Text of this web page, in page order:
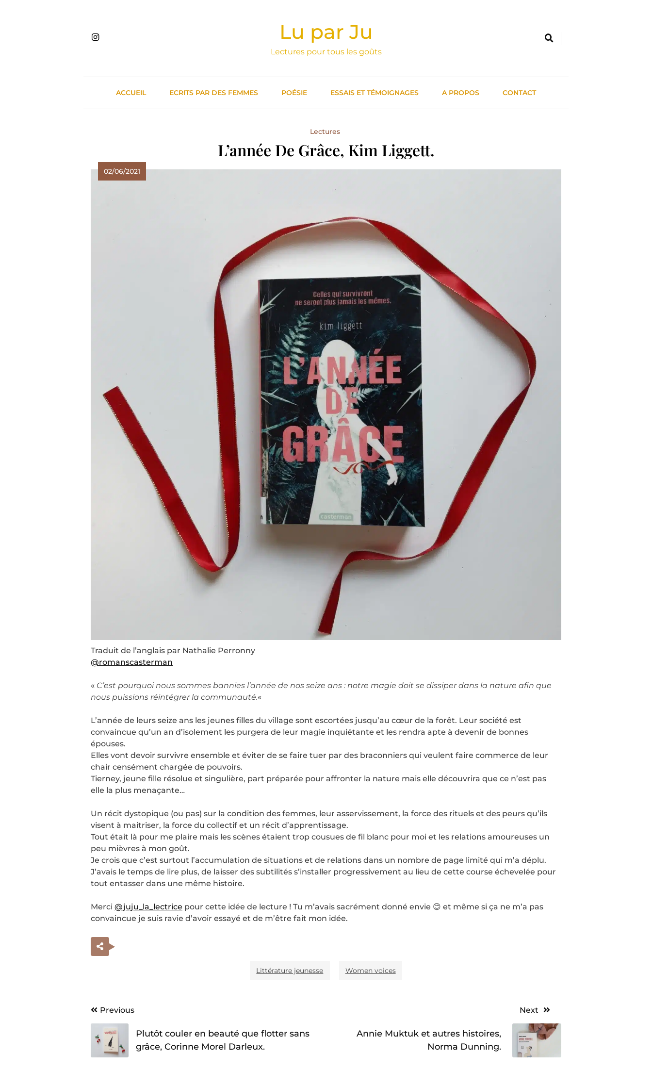
Lu par Ju
Lectures pour tous les goûts
ACCUEIL ECRITS PAR DES FEMMES POÉSIE ESSAIS ET TÉMOIGNAGES A PROPOS CONTACT
Lectures
L’année De Grâce, Kim Liggett.
02/06/2021
Traduit de l’anglais par Nathalie Perronny
@romanscasterman
« C’est pourquoi nous sommes bannies l’année de nos seize ans : notre magie doit se dissiper dans la nature afin que
nous puissions réintégrer la communauté.«
L’année de leurs seize ans les jeunes filles du village sont escortées jusqu’au cœur de la forêt. Leur société est
convaincue qu’un an d’isolement les purgera de leur magie inquiétante et les rendra apte à devenir de bonnes
épouses.
Elles vont devoir survivre ensemble et éviter de se faire tuer par des braconniers qui veulent faire commerce de leur
chair censément chargée de pouvoirs.
Tierney, jeune fille résolue et singulière, part préparée pour affronter la nature mais elle découvrira que ce n’est pas
elle la plus menaçante…
Un récit dystopique (ou pas) sur la condition des femmes, leur asservissement, la force des rituels et des peurs qu’ils
visent à maitriser, la force du collectif et un récit d’apprentissage.
Tout était là pour me plaire mais les scènes étaient trop cousues de fil blanc pour moi et les relations amoureuses un
peu mièvres à mon goût.
Je crois que c’est surtout l’accumulation de situations et de relations dans un nombre de page limité qui m’a déplu.
J’avais le temps de lire plus, de laisser des subtilités s’installer progressivement au lieu de cette course échevelée pour
tout entasser dans une même histoire.
Merci @juju_la_lectrice pour cette idée de lecture ! Tu m’avais sacrément donné envie 😊 et même si ça ne m’a pas
convaincue je suis ravie d’avoir essayé et de m’être fait mon idée.
Littérature jeunesse Women voices
Navigation
de
l’article
Previous
Plutôt couler en beauté que flotter sans
grâce, Corinne Morel Darleux.
Next
Annie Muktuk et autres histoires,
Norma Dunning.